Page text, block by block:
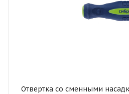
Отвертка со сменными